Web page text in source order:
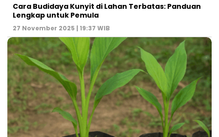
Cara Budidaya Kunyit di Lahan Terbatas: Panduan
Lengkap untuk Pemula
27 November 2025 | 19:37 WIB